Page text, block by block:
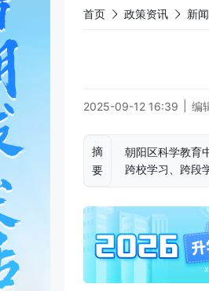
首页 政策资讯 新
2025-09-12 16:39 编
摘
要
朝阳区科学教育
跨校学习、跨段